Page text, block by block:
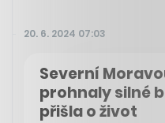
20. 6. 2024 07:03
Severní
prohnaly silné
přišla o život